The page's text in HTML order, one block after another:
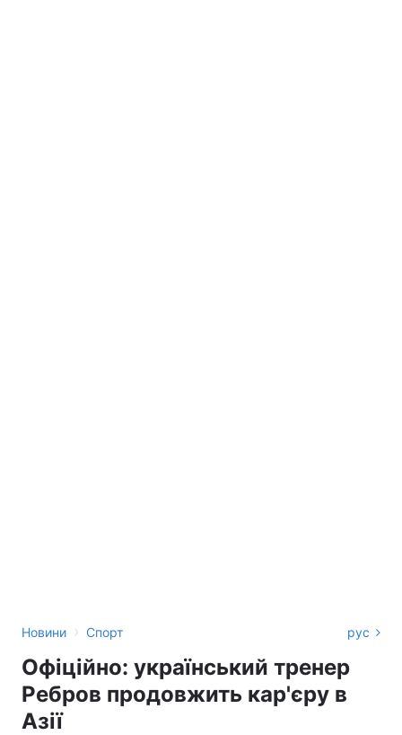
Новини › Спорт рус
Офіційно: український тренер
Ребров продовжить кар'єру в
Азії